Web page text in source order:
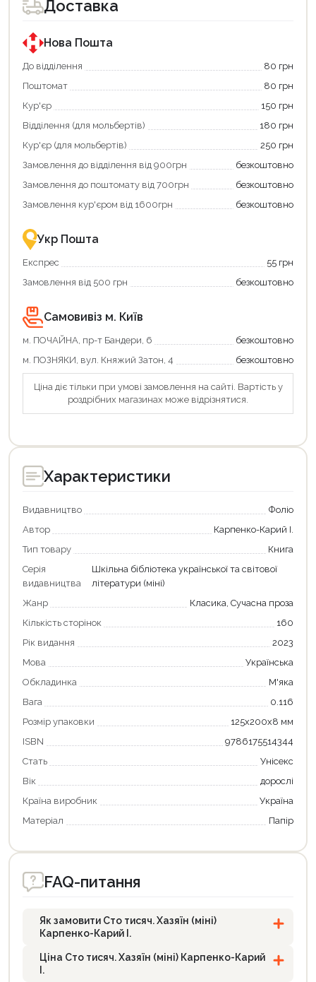
покупки
державною
програмою
єКнига.
Використовуйте
карту
щоб
зекономити
та
отримати
переваги!
картою
єКнига
–
зручно
та
покупки
державною
програмою
«Національний
кешбек».
покупку
«Національний
кешбек»
та
отримуйте
повернення
Економте
більше
разом
державною
підтримкою!
Доставка
Нова Пошта
До відділення
80 грн
Поштомат
80 грн
Кур'єр
150 грн
Відділення (для мольбертів)
180 грн
Кур'єр (для мольбертів)
250 грн
Замовлення до відділення від 900грн
безкоштовно
Замовлення до поштомату від 700грн
безкоштовно
Замовлення кур'єром від 1600грн
безкоштовно
Укр Пошта
Експрес
55 грн
Замовлення від 500 грн
безкоштовно
Самовивіз м. Київ
м. ПОЧАЙНА, пр-т Бандери, 6
безкоштовно
м. ПОЗНЯКИ, вул. Княжий Затон, 4
безкоштовно
Ціна діє тільки при умові замовлення на сайті. Вартість у
роздрібних магазинах може відрізнятися.
Характеристики
Видавництво
Фоліо
Автор
Карпенко-Карий І.
Тип товару
Книга
Серія
видавництва
Шкільна бібліотека української та світової
літератури (міні)
Жанр
Класика, Сучасна проза
Кількість сторінок
160
Рік видання
2023
Мова
Українська
Обкладинка
М'яка
Вага
0.116
Розмір упаковки
125х200х8 мм
ISBN
9786175514344
Стать
Унісекс
Вік
дорослі
Країна виробник
Україна
Матеріал
Папір
FAQ-питання
Як замовити Сто тисяч. Хазяїн (міні)
Карпенко-Карий І.
Ціна Сто тисяч. Хазяїн (міні) Карпенко-Карий
І.
Оформити замовлення